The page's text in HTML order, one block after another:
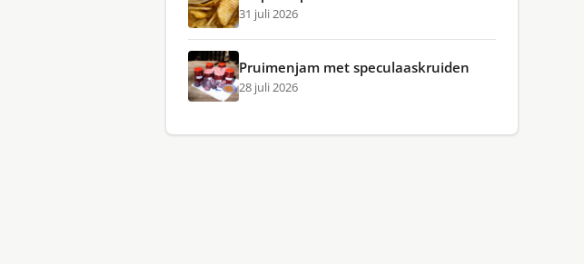
31 juli 2026
Pruimenjam met speculaaskruiden
28 juli 2026